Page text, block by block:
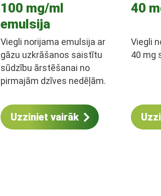
100 mg/ml
emulsija
Viegli norijama emulsija ar
gāzu uzkrāšanos saistītu
sūdzību ārstēšanai no
pirmajām dzīves nedēļām.
Uzziniet vairāk
40
Viegli
40 mg